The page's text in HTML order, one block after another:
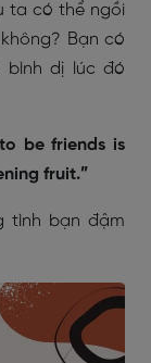
ta có thể ngồi
Bạn có
bình dị lúc đó
be friends is
fruit.”
tình bạn đậm